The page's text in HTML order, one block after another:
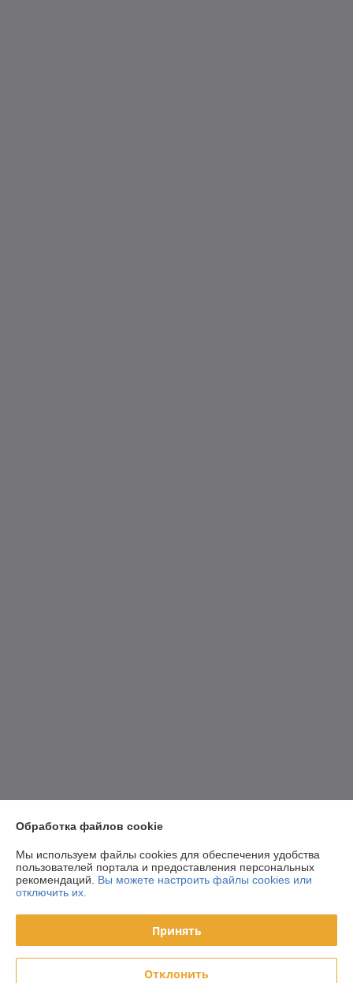
Обработка файлов cookie
Мы используем файлы cookies для обеспечения удобства
пользователей портала и предоставления персональных
рекомендаций. Вы можете настроить файлы cookies или
отключить их.
Принять
Отклонить